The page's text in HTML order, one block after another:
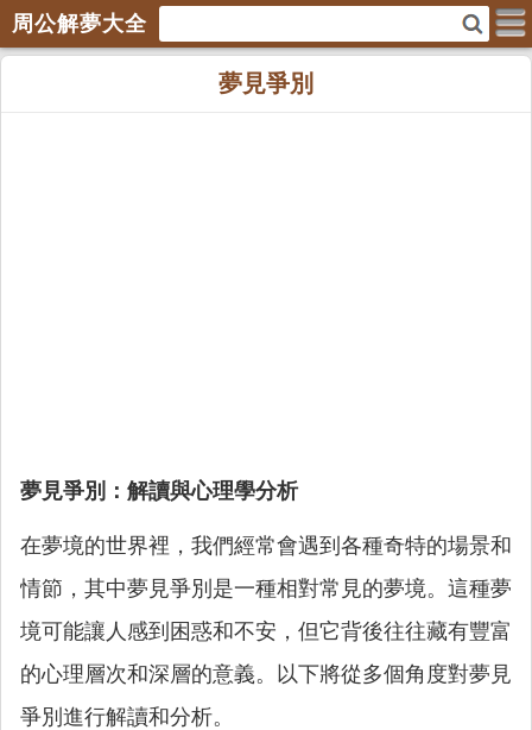
周公解夢大全
夢見爭別
夢見爭別：解讀與心理學分析
在夢境的世界裡，我們經常會遇到各種奇特的場景和
情節，其中夢見爭別是一種相對常見的夢境。這種夢
境可能讓人感到困惑和不安，但它背後往往藏有豐富
的心理層次和深層的意義。以下將從多個角度對夢見
爭別進行解讀和分析。